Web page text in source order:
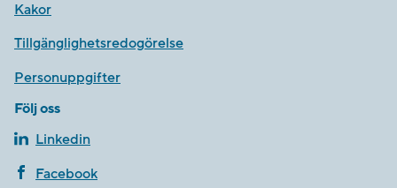
Kakor
Tillgänglighetsredogörelse
Personuppgifter
Följ oss
Linkedin
Facebook